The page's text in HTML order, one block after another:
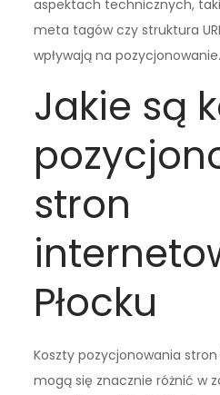
aspektach technicznych,
meta tagów czy struktura
wpływają na pozycjonowanie.
Jakie są
stron
Płocku
Koszty pozycjonowania
mogą się znacznie różnić w